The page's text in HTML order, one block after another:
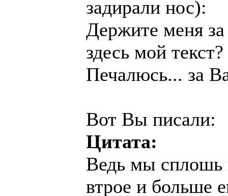
задирали нос):
Держите меня
здесь мой текст?
Печалюсь... за
Вот Вы писали:
Цитата:
Ведь мы сплошь
втрое и больше